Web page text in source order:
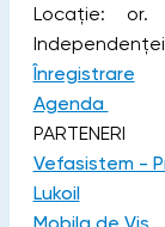
Locație: or.
Independenței
Înregistrare
Agenda
PARTENERI
Vefasistem -
Lukoil